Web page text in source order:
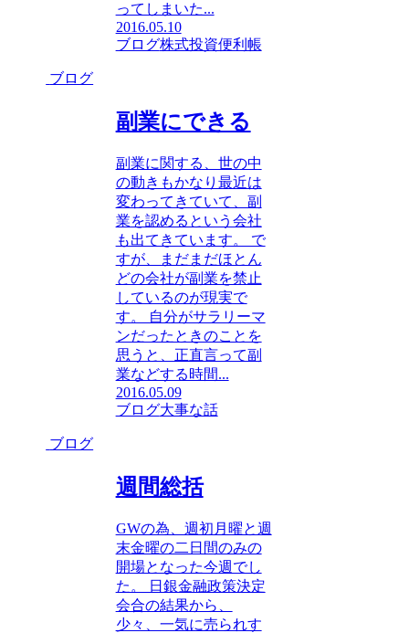
ってしまいた...
2016.05.10
ブログ株式投資便利帳
ブログ
副業にできる
副業に関する、世の中
の動きもかなり最近は
変わってきていて、副
業を認めるという会社
も出てきています。 で
すが、まだまだほとん
どの会社が副業を禁止
しているのが現実で
す。 自分がサラリーマ
ンだったときのことを
思うと、正直言って副
業などする時間...
2016.05.09
ブログ大事な話
ブログ
週間総括
GWの為、週初月曜と週
末金曜の二日間のみの
開場となった今週でし
た。 日銀金融政策決定
会合の結果から、
少々、一気に売られす